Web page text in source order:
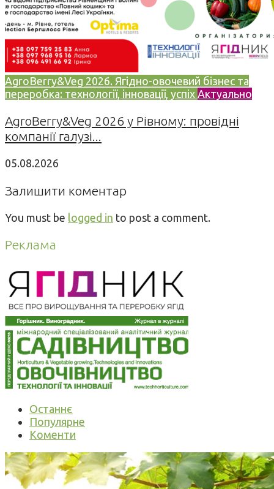
AgroBerry&Veg 2026. Ягідно-овочевий бізнес та
переробка: технології, інновації, успіх Актуально
AgroBerry&Veg 2026 у Рівному: провідні
компанії галузі...
05.08.2026
Залишити коментар
You must be logged in to post a comment.
Реклама
Останнє
Популярне
Коменти